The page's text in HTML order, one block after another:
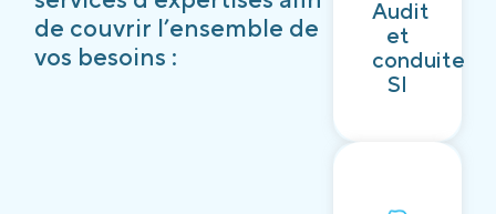
de couvrir l’ensemble de
vos besoins :
Audit
et
conduite
SI
Découvrir